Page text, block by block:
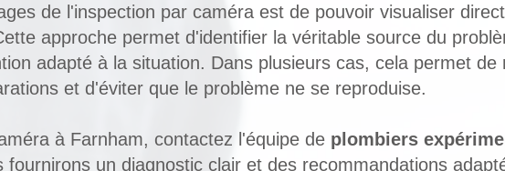
de l'inspection par caméra est de pouvoir visualiser
approche permet d'identifier la véritable source du
adapté à la situation. Dans plusieurs cas, cela permet de
et d'éviter que le problème ne se reproduise.
à Farnham, contactez l'équipe de plombiers
fournirons un diagnostic clair et des recommandations